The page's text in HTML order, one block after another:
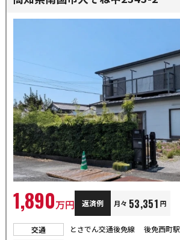
1,890万円 返済例 月々 53,351 円
交通
とさでん交通後免線 後免西町駅